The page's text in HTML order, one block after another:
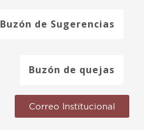
Buzón de Sugerencias
Buzón de quejas
Correo Institucional